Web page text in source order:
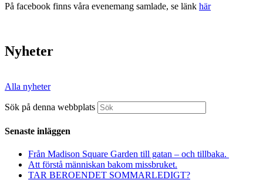
På facebook finns våra evenemang samlade, se länk här
Nyheter
Alla nyheter
Sök på denna webbplats
Senaste inläggen
Från Madison Square Garden till gatan – och tillbaka.
Att förstå människan bakom missbruket.
TAR BEROENDET SOMMARLEDIGT?